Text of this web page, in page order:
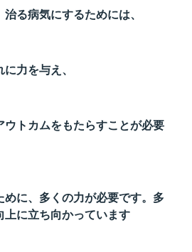
る病気にするためには、
に力を与え、
ウトカムをもたらすことが必要
めに、多くの力が必要です。多
上に立ち向かっています